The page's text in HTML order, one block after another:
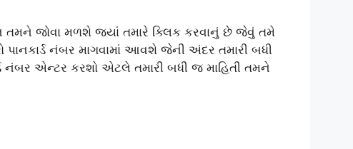
જોવા મળશે જ્યાં તમારે ક્લિક કરવાનું છે જેવું તમે
નંબર માગવામાં આવશે જેની અંદર તમારી બધી
નંબર એન્ટર કરશો એટલે તમારી બધી જ માહિતી તમને